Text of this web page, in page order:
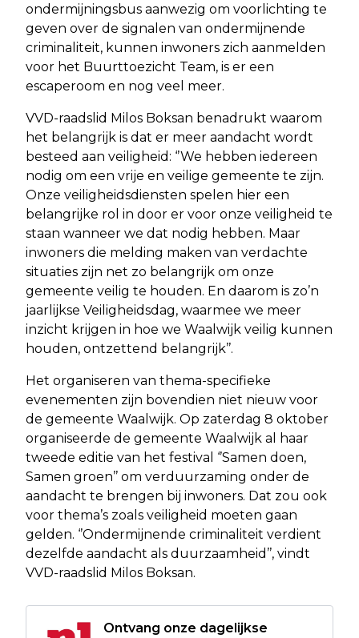
ondermijningsbus aanwezig om voorlichting te
geven over de signalen van ondermijnende
criminaliteit, kunnen inwoners zich aanmelden
voor het Buurttoezicht Team, is er een
escaperoom en nog veel meer.
VVD-raadslid Milos Boksan benadrukt waarom
het belangrijk is dat er meer aandacht wordt
besteed aan veiligheid: ‘’We hebben iedereen
nodig om een vrije en veilige gemeente te zijn.
Onze veiligheidsdiensten spelen hier een
belangrijke rol in door er voor onze veiligheid te
staan wanneer we dat nodig hebben. Maar
inwoners die melding maken van verdachte
situaties zijn net zo belangrijk om onze
gemeente veilig te houden. En daarom is zo’n
jaarlijkse Veiligheidsdag, waarmee we meer
inzicht krijgen in hoe we Waalwijk veilig kunnen
houden, ontzettend belangrijk’’.
Het organiseren van thema-specifieke
evenementen zijn bovendien niet nieuw voor
de gemeente Waalwijk. Op zaterdag 8 oktober
organiseerde de gemeente Waalwijk al haar
tweede editie van het festival ‘’Samen doen,
Samen groen’’ om verduurzaming onder de
aandacht te brengen bij inwoners. Dat zou ook
voor thema’s zoals veiligheid moeten gaan
gelden. ‘’Ondermijnende criminaliteit verdient
dezelfde aandacht als duurzaamheid’’, vindt
VVD-raadslid Milos Boksan.
Ontvang onze dagelijkse